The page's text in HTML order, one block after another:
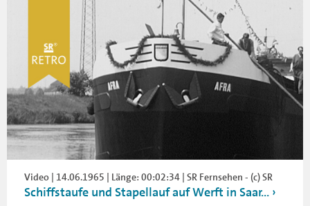
Video | 14.06.1965 | Länge: 00:02:34 | SR Fernsehen - (c) SR
Schiffstaufe und Stapellauf auf Werft in Saar...